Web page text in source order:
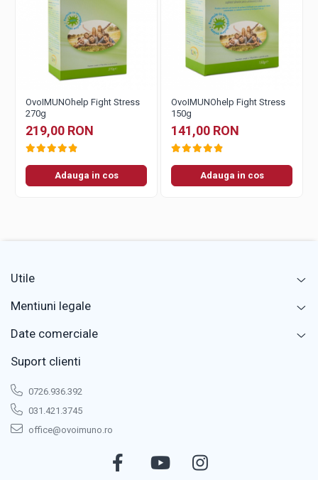
OvoIMUNOhelp Fight Stress
270g
219,00 RON
Adauga in cos
OvoIMUNOhelp Fight Stress
150g
141,00 RON
Adauga in cos
Utile
Mentiuni legale
Date comerciale
Suport clienti
0726.936.392
031.421.3745
office@ovoimuno.ro